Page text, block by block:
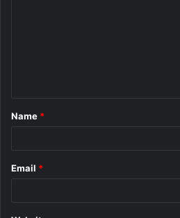
*
Name *
Email *